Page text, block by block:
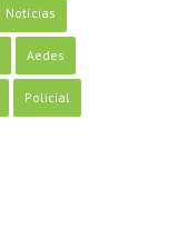
Notícias
Aedes
Policial